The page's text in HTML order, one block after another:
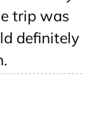
trip was
definitely